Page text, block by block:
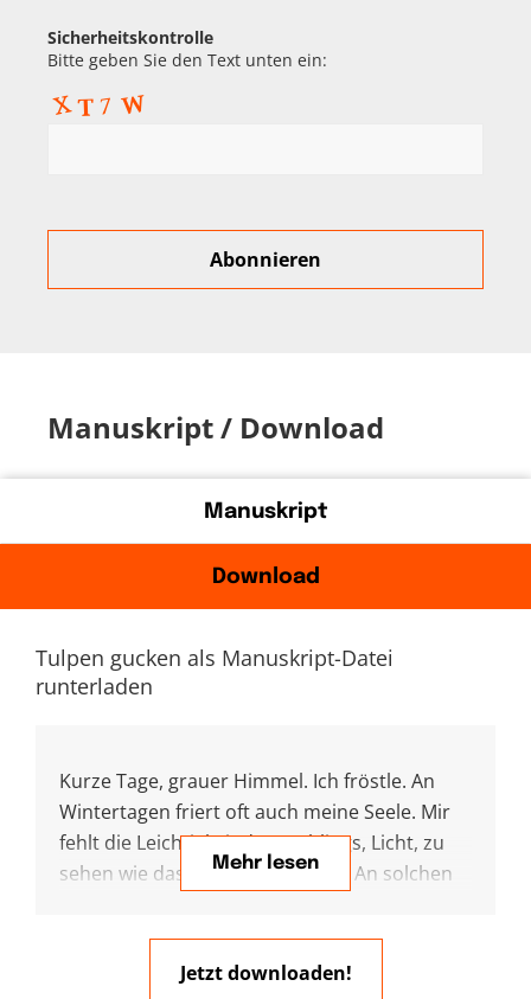
Sicherheitskontrolle
Bitte geben Sie den Text unten ein:
Manuskript / Download
Manuskript
Download
Tulpen gucken als Manuskript-Datei
runterladen
Kurze Tage, grauer Himmel. Ich fröstle. An
Wintertagen friert oft auch meine Seele. Mir
fehlt die Leichtigkeit des Frühlings, Licht, zu
sehen wie das Leben weitergeht. An solchen
besten gleich einen bunten Strauß. Ab und zu
gönne ich mir den. Ich freue mich bei jedem
Mehr lesen
Jetzt downloaden!